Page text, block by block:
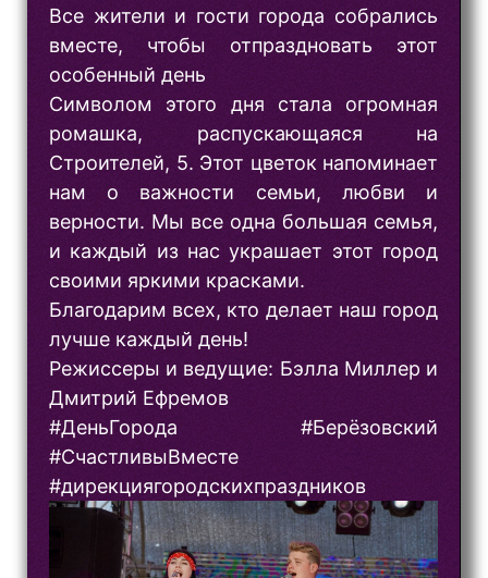
Все жители и гости города собрались
вместе, чтобы отпраздновать этот
особенный день
Символом этого дня стала огромная
ромашка, распускающаяся на
Строителей, 5. Этот цветок напоминает
нам о важности семьи, любви и
верности. Мы все одна большая семья,
и каждый из нас украшает этот город
своими яркими красками.
Благодарим всех, кто делает наш город
лучше каждый день!
Режиссеры и ведущие: Бэлла Миллер и
Дмитрий Ефремов
#ДеньГорода #Берёзовский
#СчастливыВместе
#дирекциягородскихпраздников